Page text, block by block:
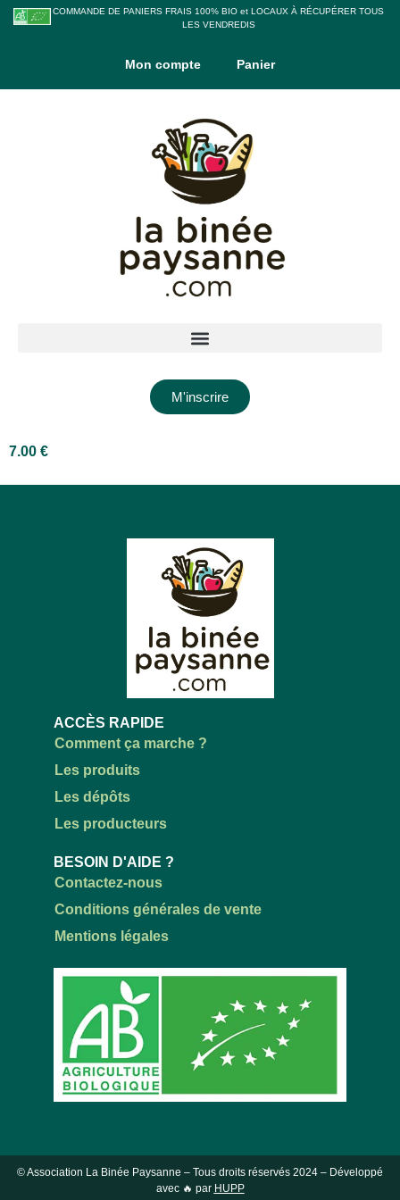
COMMANDE DE PANIERS FRAIS 100% BIO et LOCAUX À RÉCUPÉRER TOUS
LES VENDREDIS
Mon compte Panier
M'inscrire
7.00 €
ACCÈS RAPIDE
Comment ça marche ?
Les produits
Les dépôts
Les producteurs
BESOIN D'AIDE ?
Contactez-nous
Conditions générales de vente
Mentions légales
© Association La Binée Paysanne – Tous droits réservés 2024 – Développé
avec 🔥 par HUPP